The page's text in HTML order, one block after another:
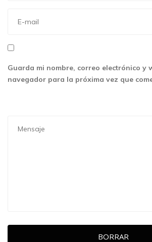
Guarda mi nombre, correo electrónico y
navegador para la próxima vez que
BORRAR